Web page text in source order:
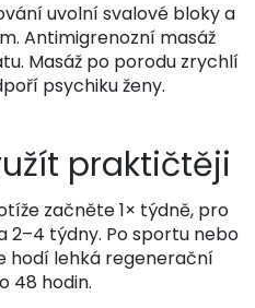
uvolní svalové bloky a
Antimigrenozní masáž
Masáž po porodu zrychlí
psychiku ženy.
praktičtěji
začněte 1× týdně, pro
2–4 týdny. Po sportu nebo
hodí lehká regenerační
48 hodin.